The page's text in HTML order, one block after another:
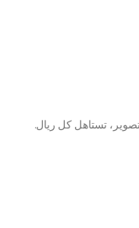
تستاهل كل ريال.